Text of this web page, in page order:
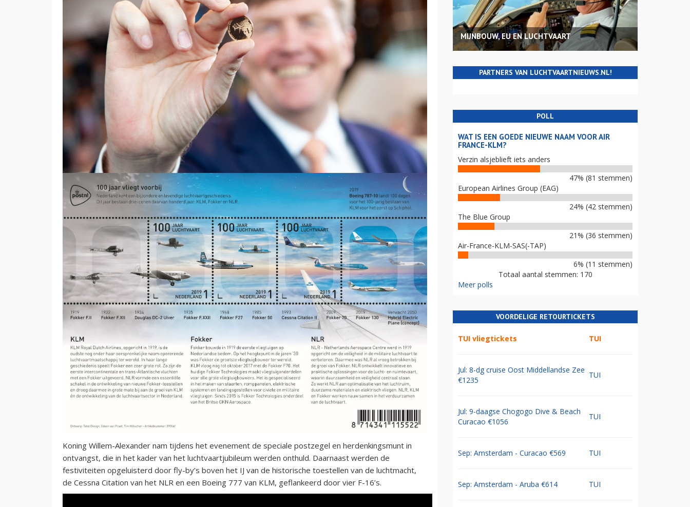
Koning Willem-Alexander nam tijdens het evenement de speciale postzegel en herdenkingsmunt in
ontvangst, die in het kader van het luchtvaartjubileum werden onthuld. Daarnaast werden de
festiviteiten opgeluisterd door fly-by’s boven het IJ van de historische toestellen van de luchtmacht,
de Cessna Citation van het NLR en een Boeing 777 van KLM, geflankeerd door vier F-16’s.
MIJNBOUW, EU EN LUCHTVAART
PARTNERS VAN LUCHTVAARTNIEUWS.NL!
POLL
WAT IS EEN GOEDE NIEUWE NAAM VOOR AIR
FRANCE-KLM?
Verzin alsjeblieft iets anders
47% (81 stemmen)
European Airlines Group (EAG)
24% (42 stemmen)
The Blue Group
21% (36 stemmen)
Air-France-KLM-SAS(-TAP)
6% (11 stemmen)
Totaal aantal stemmen: 170
Meer polls
VOORDELIGE RETOURTICKETS
TUI vliegtickets TUI
Jul: 8-dg cruise Oost Middellandse Zee
€1235
TUI
Jul: 9-daagse Chogogo Dive & Beach
Curacao €1056
TUI
Sep: Amsterdam - Curacao €569 TUI
Sep: Amsterdam - Aruba €614 TUI